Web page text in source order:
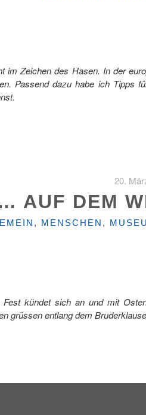
im Zeichen des Hasen. In der
Passend dazu habe ich Tipps
20.
AUF DEM
, MENSCHEN ,
kündet sich an und mit
grüssen entlang dem